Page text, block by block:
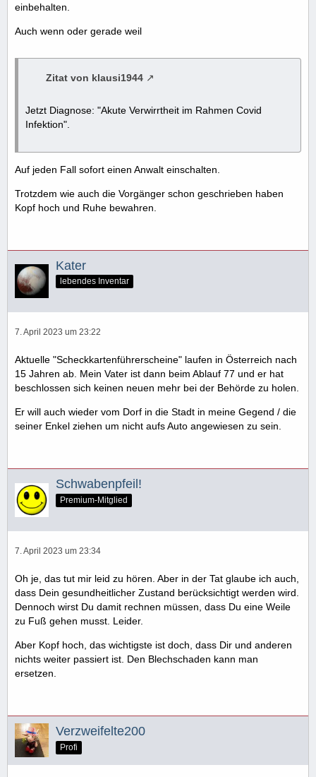
einbehalten.
Auch wenn oder gerade weil
Zitat von klausi1944
Jetzt Diagnose: "Akute Verwirrtheit im Rahmen Covid
Infektion".
Auf jeden Fall sofort einen Anwalt einschalten.
Trotzdem wie auch die Vorgänger schon geschrieben haben
Kopf hoch und Ruhe bewahren.
Kater
lebendes Inventar
7. April 2023 um 23:22
Aktuelle "Scheckkartenführerscheine" laufen in Österreich nach
15 Jahren ab. Mein Vater ist dann beim Ablauf 77 und er hat
beschlossen sich keinen neuen mehr bei der Behörde zu holen.
Er will auch wieder vom Dorf in die Stadt in meine Gegend / die
seiner Enkel ziehen um nicht aufs Auto angewiesen zu sein.
Schwabenpfeil!
Premium-Mitglied
7. April 2023 um 23:34
Oh je, das tut mir leid zu hören. Aber in der Tat glaube ich auch,
dass Dein gesundheitlicher Zustand berücksichtigt werden wird.
Dennoch wirst Du damit rechnen müssen, dass Du eine Weile
zu Fuß gehen musst. Leider.
Aber Kopf hoch, das wichtigste ist doch, dass Dir und anderen
nichts weiter passiert ist. Den Blechschaden kann man
ersetzen.
Verzweifelte200
Profi